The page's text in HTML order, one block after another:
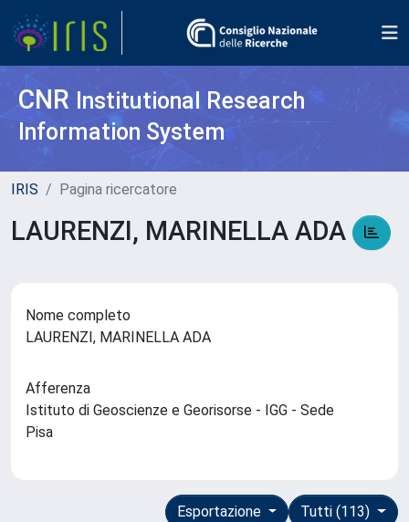
CNR Institutional Research
Information System
IRIS Pagina ricercatore
LAURENZI, MARINELLA ADA
Nome completo
LAURENZI, MARINELLA ADA
Afferenza
Istituto di Geoscienze e Georisorse - IGG - Sede
Pisa
Tutti (113)
Esportazione